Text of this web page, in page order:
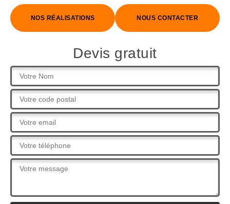
NOS RÉALISATIONS NOUS CONTACTER
Devis gratuit